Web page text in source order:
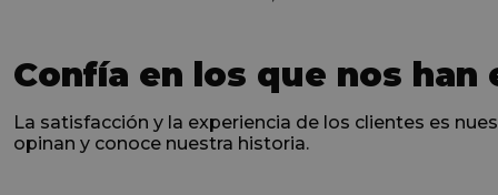
Confía en los que nos han
La satisfacción y la experiencia de los clientes es
opinan y conoce nuestra historia.